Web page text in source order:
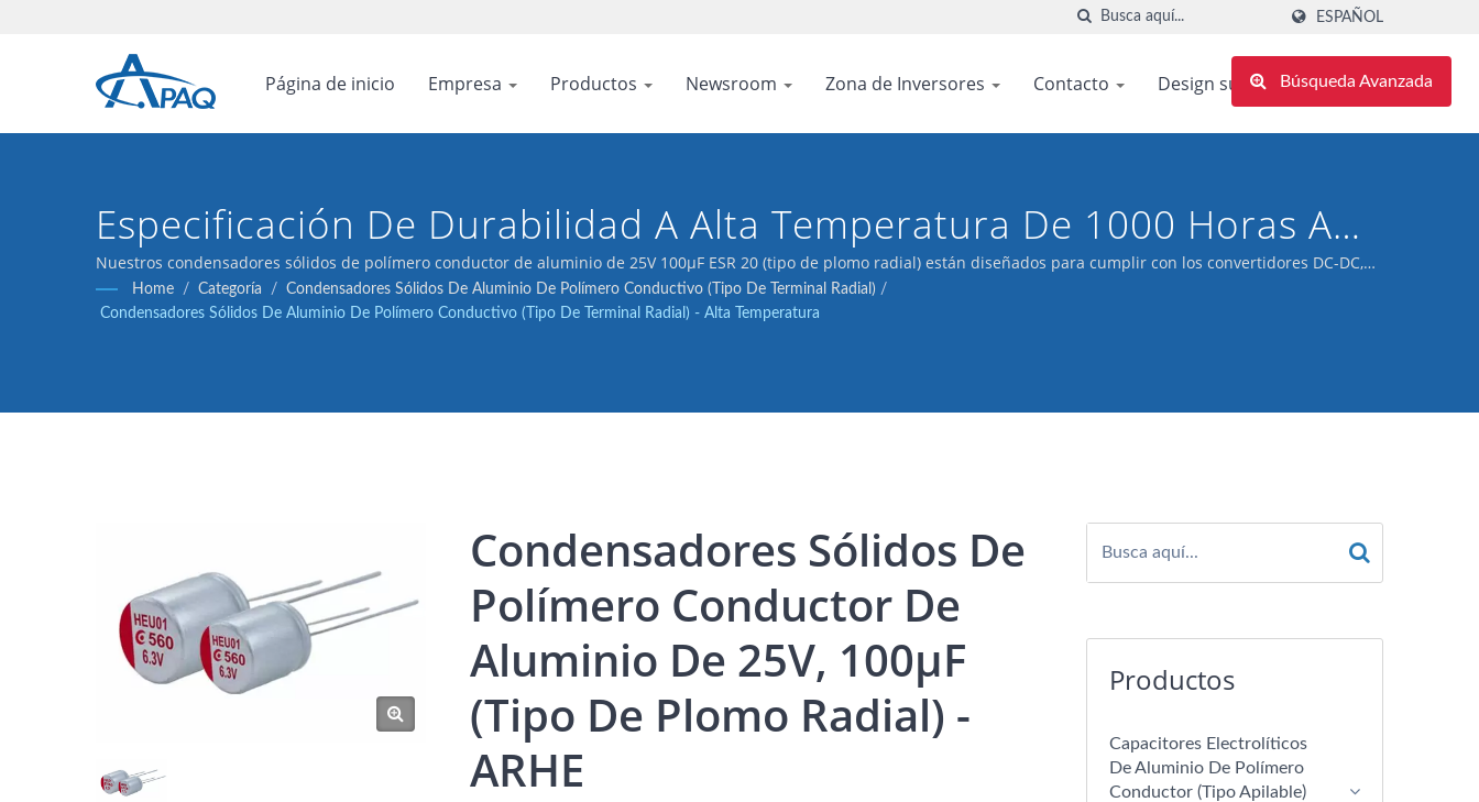
ESPAÑOL
Página de inicio Empresa Productos Newsroom Zona de Inversores Contacto Design supportBúsqueda Avanzada
Especificación De Durabilidad A Alta Temperatura De 1000 Horas A
125℃, Diseñada Para Abordar Los Desafíos De Fiabilidad De Los
Capacitores En Espacios Confinados Y Cerca De Fuentes De Calor,
Nuestros condensadores sólidos de polímero conductor de aluminio de 25V 100μF ESR 20 (tipo de plomo radial) están diseñados para cumplir con los convertidores DC-DC,
reguladores de voltaje y aplicaciones de desacoplamiento.
Home / Categoría / Condensadores Sólidos De Aluminio De Polímero Conductivo (Tipo De Terminal Radial) /
Condensadores Sólidos De Aluminio De Polímero Conductivo (Tipo De Terminal Radial) - Alta Temperatura
Condensadores Sólidos De
Polímero Conductor De
Aluminio De 25V, 100μF
(tipo De Plomo Radial) -
ARHE
Productos
Capacitores Electrolíticos
De Aluminio De Polímero
Conductor (tipo Apilable)